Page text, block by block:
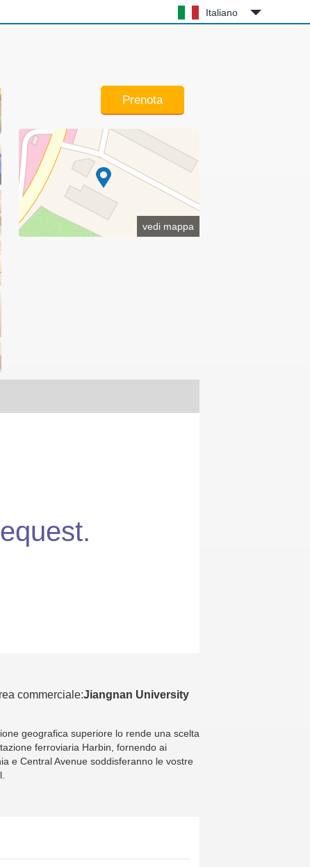
Italiano
Prenota
vedi mappa
commerciale:Jiangnan University
geografica superiore lo rende una scelta
ferroviaria Harbin, fornendo ai
e Central Avenue soddisferanno le vostre